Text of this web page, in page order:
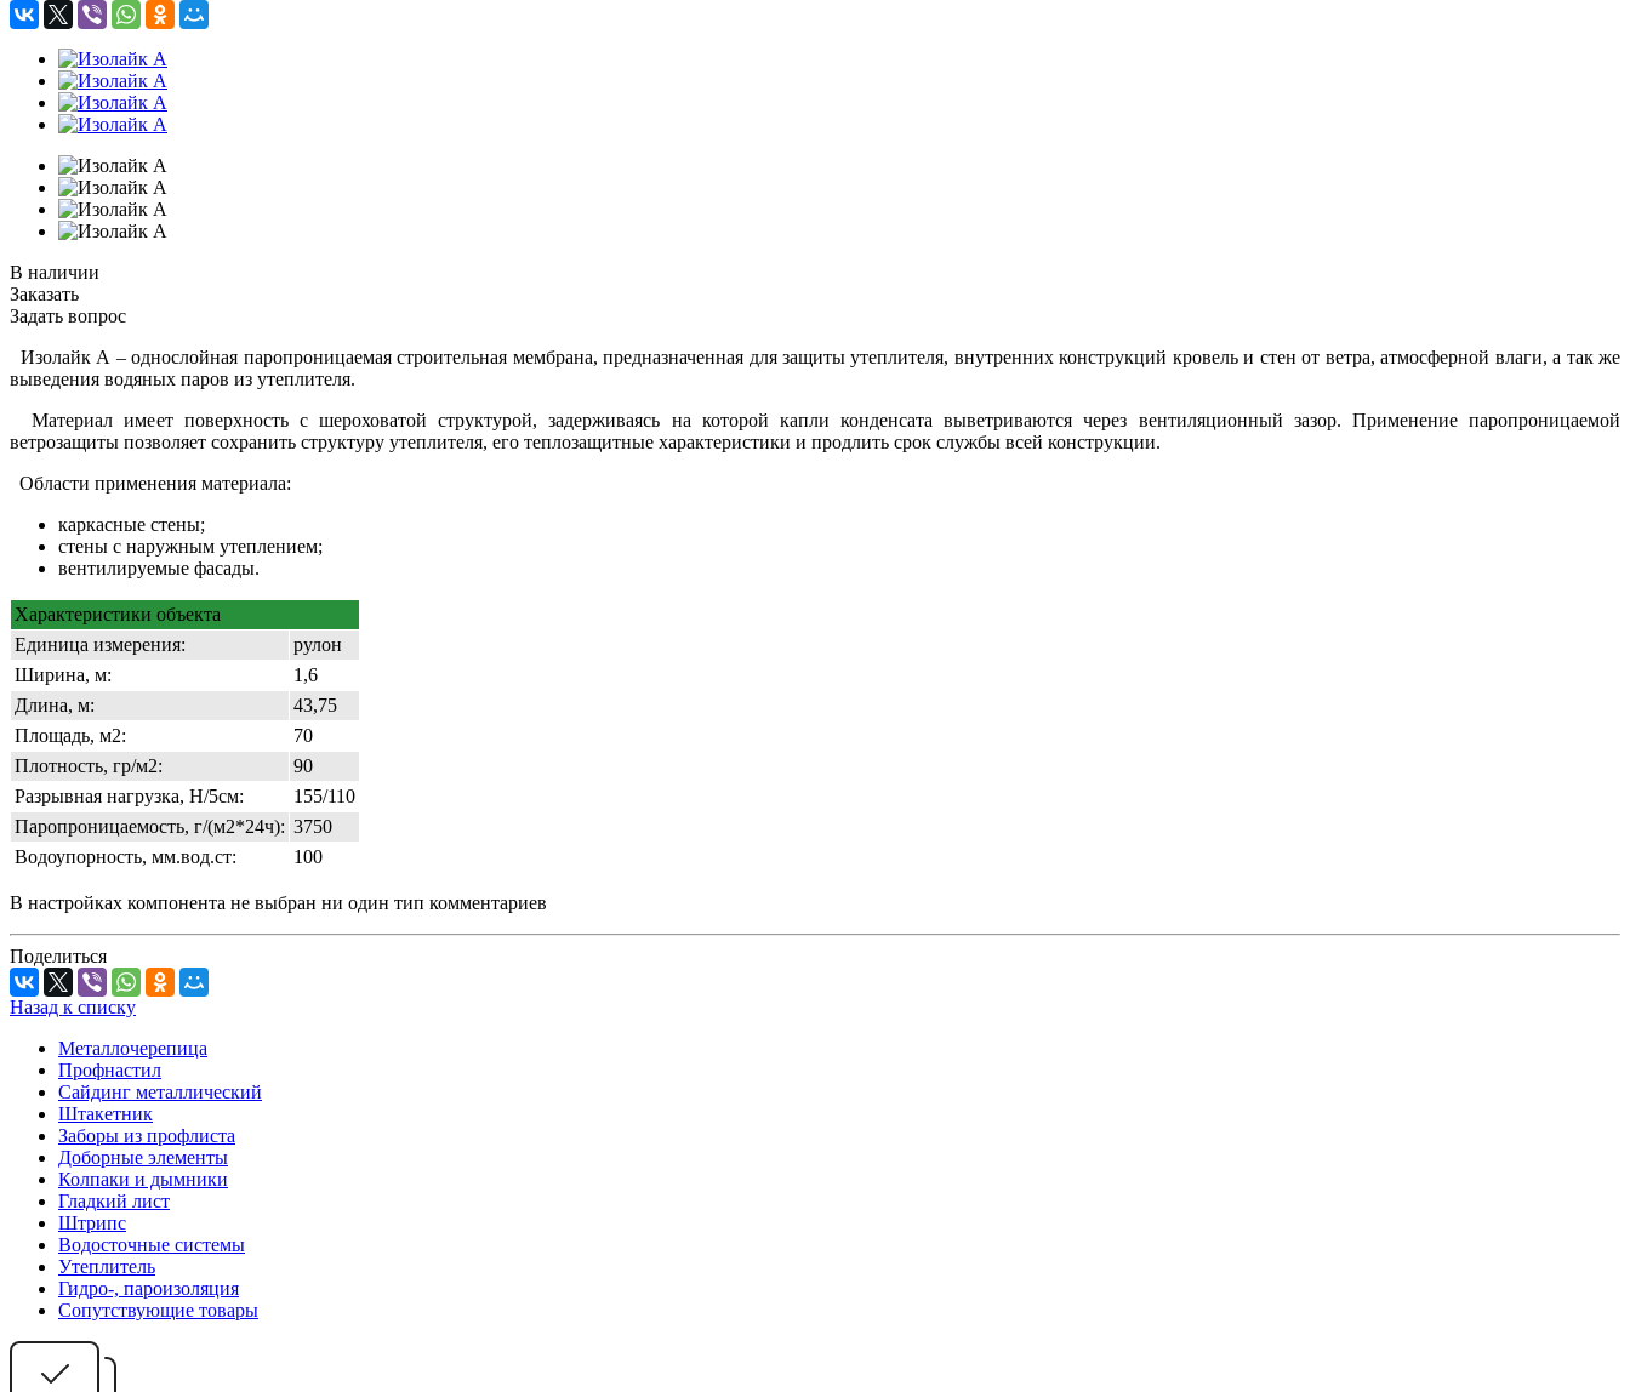
В наличии
Заказать
Задать вопрос
Изолайк А – однослойная паропроницаемая строительная мембрана, предназначенная для защиты утеплителя, внутренних конструкций кровель и стен от ветра, атмосферной влаги, а так же
выведения водяных паров из утеплителя.
Материал имеет поверхность с шероховатой структурой, задерживаясь на которой капли конденсата выветриваются через вентиляционный зазор. Применение паропроницаемой
ветрозащиты позволяет сохранить структуру утеплителя, его теплозащитные характеристики и продлить срок службы всей конструкции.
Области применения материала:
каркасные стены;
стены с наружным утеплением;
вентилируемые фасады.
Характеристики объекта
Единица измерения:
рулон
Ширина, м:
1,6
Длина, м:
43,75
Площадь, м2:
70
Плотность, гр/м2:
90
Разрывная нагрузка, Н/5см:
155/110
Паропроницаемость, г/(м2*24ч): 3750
Водоупорность, мм.вод.ст:
100
В настройках компонента не выбран ни один тип комментариев
Поделиться
Назад к списку
Металлочерепица
Профнастил
Сайдинг металлический
Штакетник
Заборы из профлиста
Доборные элементы
Колпаки и дымники
Гладкий лист
Штрипс
Водосточные системы
Утеплитель
Гидро-, пароизоляция
Сопутствующие товары